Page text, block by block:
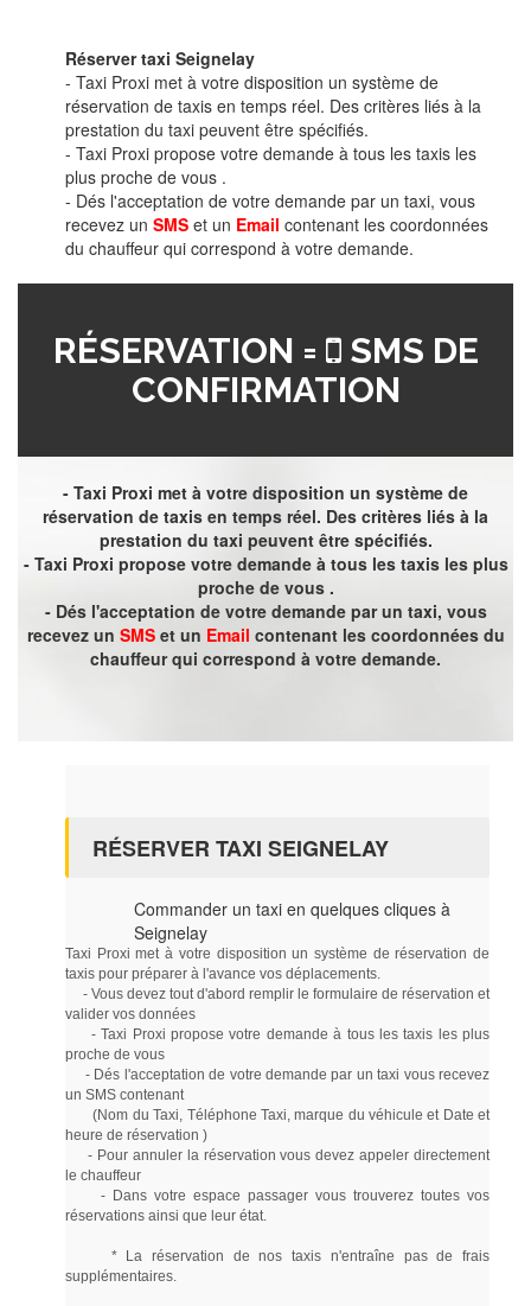
Réserver taxi Seignelay
- Taxi Proxi met à votre disposition un système de
réservation de taxis en temps réel. Des critères liés à la
prestation du taxi peuvent être spécifiés.
- Taxi Proxi propose votre demande à tous les taxis les
plus proche de vous .
- Dés l'acceptation de votre demande par un taxi, vous
recevez un SMS et un Email contenant les coordonnées
du chauffeur qui correspond à votre demande.
RÉSERVATION =
SMS DE
CONFIRMATION
- Taxi Proxi met à votre disposition un système de
réservation de taxis en temps réel. Des critères liés à la
prestation du taxi peuvent être spécifiés.
- Taxi Proxi propose votre demande à tous les taxis les plus
proche de vous .
- Dés l'acceptation de votre demande par un taxi, vous
recevez un SMSet un Email contenant les coordonnées du
chauffeur qui correspond à votre demande.
RÉSERVER TAXI SEIGNELAY
Commander un taxi en quelques cliques à
Seignelay
Taxi Proxi met à votre disposition un système de réservation de
taxis pour préparer à l'avance vos déplacements.
- Vous devez tout d'abord remplir le formulaire de réservation et
valider vos données
- Taxi Proxi propose votre demande à tous les taxis les plus
proche de vous
- Dés l'acceptation de votre demande par un taxi vous recevez
un SMS contenant
(Nom du Taxi, Téléphone Taxi, marque du véhicule et Date et
heure de réservation )
- Pour annuler la réservation vous devez appeler directement
le chauffeur
- Dans votre espace passager vous trouverez toutes vos
réservations ainsi que leur état.
* La réservation de nos taxis n'entraîne pas de frais
supplémentaires.